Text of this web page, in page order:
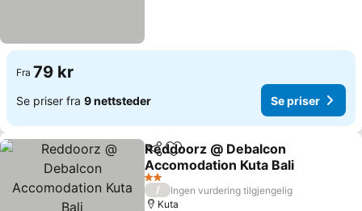
Fra 79 kr
Se priser fra 9 nettsteder Se priser
Del Legg til i favoritter
Reddoorz @ Debalcon
Accomodation Kuta Bali
2 Stjerner
/
Ingen vurdering tilgjengelig
Kuta